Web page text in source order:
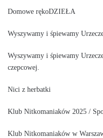
Domowe rękoDZIEŁA
Wyszywamy i śpiewamy
Wyszywamy i śpiewamy
czepcowej.
Nici z herbatki
Klub Nitkomaniaków 2025 /
Klub Nitkomaniaków w